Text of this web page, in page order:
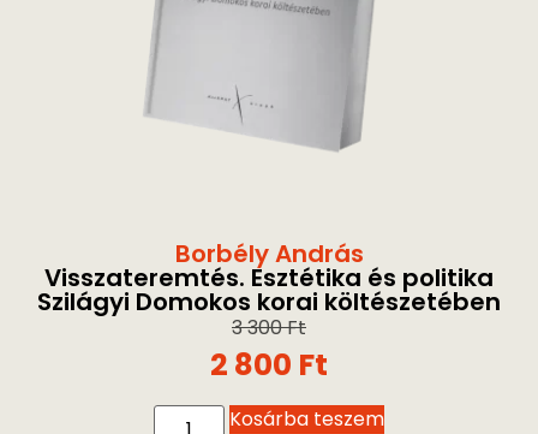
Borbély András
Visszateremtés. Esztétika és politika
Szilágyi Domokos korai költészetében
3 300Ft
2 800 Ft
Kosárba teszem